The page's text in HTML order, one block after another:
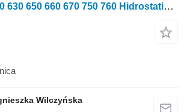
Claas Lexion 620 630 650 660 670 750 760 Hidrostatička hidraulična pumpa za Claas Lexion 620 kombajna za žito
Wilczyńska